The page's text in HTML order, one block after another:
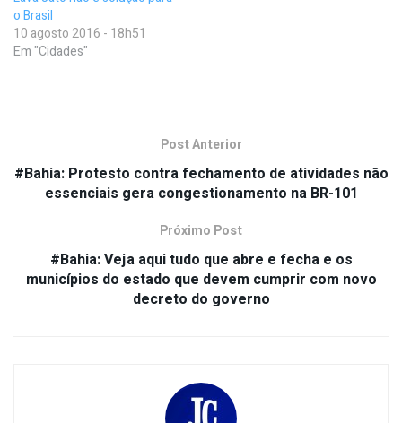
o Brasil
10 agosto 2016 - 18h51
Em "Cidades"
Post Anterior
#Bahia: Protesto contra fechamento de atividades não
essenciais gera congestionamento na BR-101
Próximo Post
#Bahia: Veja aqui tudo que abre e fecha e os
municípios do estado que devem cumprir com novo
decreto do governo